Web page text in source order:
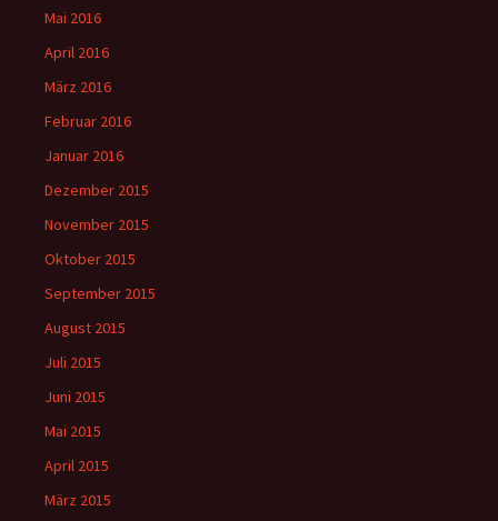
Mai 2016
April 2016
März 2016
Februar 2016
Januar 2016
Dezember 2015
November 2015
Oktober 2015
September 2015
August 2015
Juli 2015
Juni 2015
Mai 2015
April 2015
März 2015